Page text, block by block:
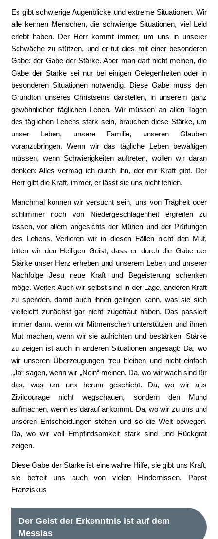
Es gibt schwierige Augenblicke und extreme Situationen. Wir
alle kennen Menschen, die schwierige Situationen, viel Leid
erlebt haben. Der Herr kommt immer, um uns in unserer
Schwäche zu stützen, und er tut dies mit einer besonderen
Gabe: der Gabe der Stärke. Aber man darf nicht meinen, die
Gabe der Stärke sei nur bei einigen Gelegenheiten oder in
besonderen Situationen notwendig. Diese Gabe muss den
Grundton unseres Christseins darstellen, in unserem ganz
gewöhnlichen täglichen Leben. Wir müssen an allen Tagen
des täglichen Lebens stark sein, brauchen diese Stärke, um
unser Leben, unsere Familie, unseren Glauben
voranzubringen. Wenn wir das tägliche Leben bewältigen
müssen, wenn Schwierigkeiten auftreten, wollen wir daran
denken: Alles vermag ich durch ihn, der mir Kraft gibt. Der
Herr gibt die Kraft, immer, er lässt sie uns nicht fehlen.
Manchmal können wir versucht sein, uns von Trägheit oder
schlimmer noch von Niedergeschlagenheit ergreifen zu
lassen, vor allem angesichts der Mühen und der Prüfungen
des Lebens. Verlieren wir in diesen Fällen nicht den Mut,
bitten wir den Heiligen Geist, dass er durch die Gabe der
Stärke unser Herz erheben und unserem Leben und unserer
Nachfolge Jesu neue Kraft und Begeisterung schenken
möge. Weiter: Auch wir selbst sind in der Lage, anderen Kraft
zu spenden, damit auch ihnen gelingen kann, was sie sich
vielleicht zunächst gar nicht zugetraut haben. Das passiert
immer dann, wenn wir Mitmenschen unterstützen und ihnen
Mut machen, wenn wir sie aufrichten und bestärken. Stärke
zu zeigen ist auch in anderen Situationen angesagt: Da, wo
wir unseren Überzeugungen treu bleiben und nicht einfach
„Ja“ sagen, wenn wir „Nein“ meinen. Da, wo wir wach sind für
das, was um uns herum geschieht. Da, wo wir aus
Zivilcourage nicht wegschauen, sondern den Mund
aufmachen, wenn es darauf ankommt. Da, wo wir zu uns und
unseren Entscheidungen stehen und so die Welt bewegen.
Da, wo wir voll Empfindsamkeit stark sind und Rückgrat
zeigen.
Diese Gabe der Stärke ist eine wahre Hilfe, sie gibt uns Kraft,
sie befreit uns auch von vielen Hindernissen. Papst
Franziskus
Der Geist der Erkenntnis ist auf dem
Messias